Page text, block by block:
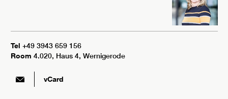
Tel +49 3943 659 156
Room 4.020, Haus 4, Wernigerode
vCard